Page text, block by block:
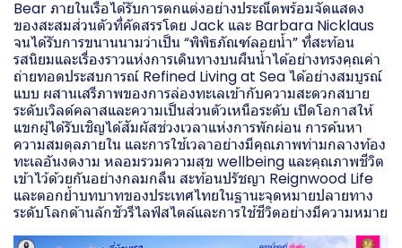
Bear ภายในเรือได้รับการตกแต่งอย่างประณีตพร้อมจัดแสดง
ของสะสมส่วนตัวที่คัดสรรโดย Jack และ Barbara Nicklaus
จนได้รับการขนานนามว่าเป็น “พิพิธภัณฑ์ลอยน้ำ” ที่สะท้อน
รสนิยมและเรื่องราวแห่งการเดินทางบนผืนน้ำได้อย่างทรงคุณค่า
ถ่ายทอดประสบการณ์ Refined Living at Sea ได้อย่างสมบูรณ์
แบบ ผสานเสรีภาพของการล่องทะเลเข้ากับความสะดวกสบาย
ระดับเวิลด์คลาสและความเป็นส่วนตัวเหนือระดับ เปิดโอกาสให้
แขกผู้ได้รับเชิญได้สัมผัสช่วงเวลาแห่งการพักผ่อน การค้นหา
ความสมดุลภายใน และการใช้เวลาอย่างมีคุณภาพท่ามกลางท้อง
ทะเลอันงดงาม หลอมรวมความสุข wellbeing และคุณภาพชีวิต
เข้าไว้ด้วยกันอย่างกลมกลืน สะท้อนปรัชญา Reignwood Life
และตอกย้ำบทบาทของประเทศไทยในฐานะจุดหมายปลายทาง
ระดับโลกด้านลักชัวรีไลฟ์สไตล์และการใช้ชีวิตอย่างมีความหมาย